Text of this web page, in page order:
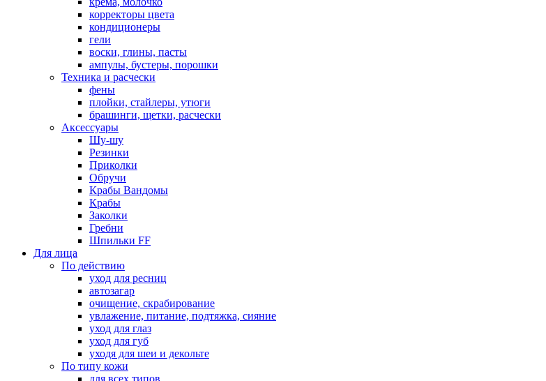
корректоры цвета
кондиционеры
гели
воски, глины, пасты
ампулы, бустеры, порошки
Техника и расчески
фены
плойки, стайлеры, утюги
брашинги, щетки, расчески
Аксессуары
Шу-шу
Резинки
Приколки
Обручи
Крабы Вандомы
Крабы
Заколки
Гребни
Шпильки FF
Для лица
По действию
уход для ресниц
автозагар
очищение, скрабирование
увлажение, питание, подтяжка, сияние
уход для глаз
уход для губ
уходя для шеи и декольте
По типу кожи
для всех типов